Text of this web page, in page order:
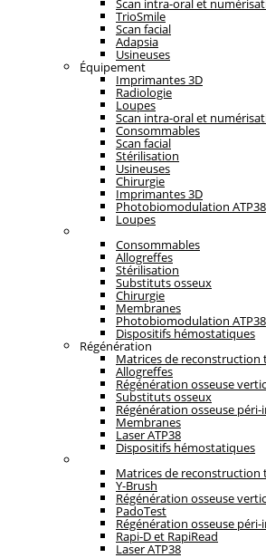
Scan intra-oral et
Scan facial
Usineuses
Imprimantes 3D
Loupes
Consommables
Stérilisation
Chirurgie
Photobiomodulation ATP38
Régénération
Allogreffes
Substituts osseux
Membranes
Dispositifs hémostatiques
Matrices de reconstruction
Régénération osseuse
Régénération osseuse
Laser ATP38
Oral Care
Y-Brush
PadoTest
Rapi-D et RapiRead
TrioSmile
Adapsia
Équipement
Radiologie
Scan intra-oral et
Scan facial
Usineuses
Imprimantes 3D
Loupes
Consommables
Stérilisation
Chirurgie
Photobiomodulation ATP38
Régénération
Allogreffes
Substituts osseux
Membranes
Dispositifs hémostatiques
Matrices de reconstruction
Régénération osseuse
Régénération osseuse
Laser ATP38